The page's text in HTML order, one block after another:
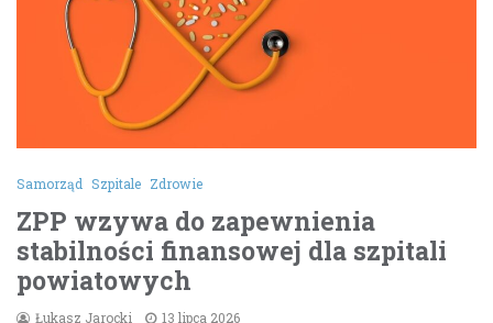
Samorząd Szpitale Zdrowie
ZPP wzywa do zapewnienia
stabilności finansowej dla szpitali
powiatowych
Łukasz Jarocki 13 lipca 2026